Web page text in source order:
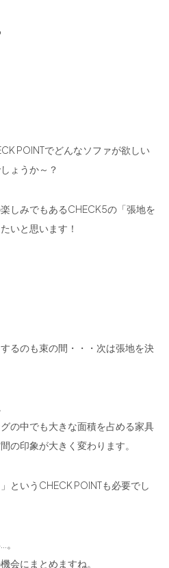
POINTでどんなソファが欲しい
ょうか～？
しみでもあるCHECK5の「張地を
いと思います！
るのも束の間・・・次は張地を決
の中でも大きな面積を占める家具
の印象が大きく変わります。
というCHECK POINTも必要でし
会にまとめますね。